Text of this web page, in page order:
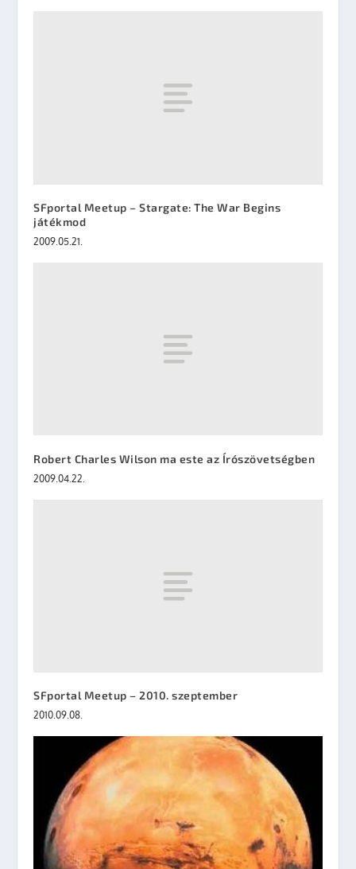
SFportal Meetup – Stargate: The War Begins
játékmod
2009.05.21.
Robert Charles Wilson ma este az Írószövetségben
2009.04.22.
SFportal Meetup – 2010. szeptember
2010.09.08.